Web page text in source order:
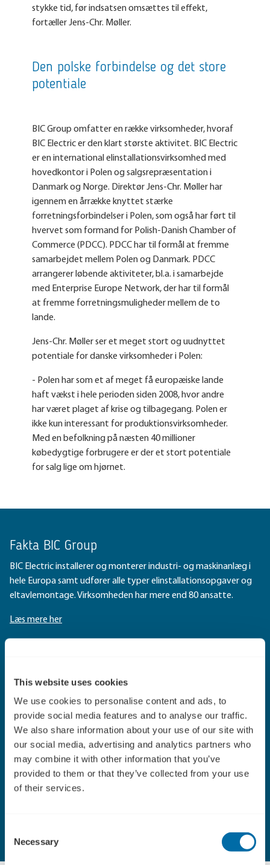
This website uses cookies
We use cookies to personalise content and ads, to
provide social media features and to analyse our traffic.
We also share information about your use of our site with
our social media, advertising and analytics partners who
may combine it with other information that you’ve
provided to them or that they’ve collected from your use
of their services.
Selection
Necessary
stykke tid, før indsatsen omsættes til effekt,
fortæller Jens-Chr. Møller.
Den polske forbindelse og det store
potentiale
BIC Group omfatter en række virksomheder, hvoraf
BIC Electric er den klart største aktivitet. BIC Electric
er en international elinstallationsvirksomhed med
hovedkontor i Polen og salgsrepræsentation i
Danmark og Norge. Direktør Jens-Chr. Møller har
igennem en årrække knyttet stærke
forretningsforbindelser i Polen, som også har ført til
hvervet som formand for Polish-Danish Chamber of
Commerce (PDCC). PDCC har til formål at fremme
samarbejdet mellem Polen og Danmark. PDCC
arrangerer løbende aktiviteter, bl.a. i samarbejde
med Enterprise Europe Network, der har til formål
at fremme forretningsmuligheder mellem de to
lande.
Jens-Chr. Møller ser et meget stort og uudnyttet
potentiale for danske virksomheder i Polen:
- Polen har som et af meget få europæiske lande
haft vækst i hele perioden siden 2008, hvor andre
har været plaget af krise og tilbagegang. Polen er
ikke kun interessant for produktionsvirksomheder.
Med en befolkning på næsten 40 millioner
købedygtige forbrugere er der et stort potentiale
for salg lige om hjørnet.
Fakta BIC Group
BIC Electric installerer og monterer industri- og maskinanlæg i
hele Europa samt udfører alle typer elinstallationsopgaver og
eltavlemontage. Virksomheden har mere end 80 ansatte.
Læs mere her
Subcontractor, danner hvert år ramme om en matchmaking
med titlen Elmia Subcontractor Connect. Matchmakingen, som
arrangeres i et samarbejde mellem messen og Enterprise
Europe Network, er meget international med ca. 150 deltagere
fra mere end 20 lande. Også i 2013 er der matchmaking på Elmia
Subcontractor i Jönköping i Sverige. Sæt kryds i kalenderen
12.-13. november.